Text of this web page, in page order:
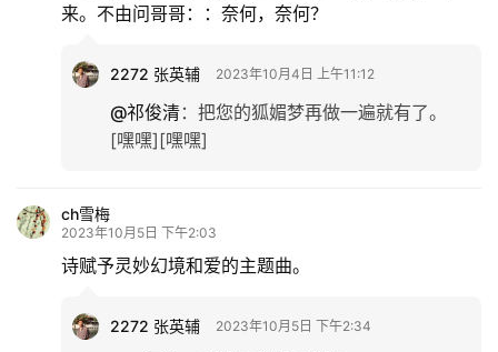
来。不由问哥哥：：奈何，奈何？
2272 张英辅 2023年10月4日 上午11:12
@祁俊清： 把您的狐媚梦再做一遍就有了。
[嘿嘿][嘿嘿]
ch雪梅
2023年10月5日 下午2:03
诗赋予灵妙幻境和爱的主题曲。
2272 张英辅 2023年10月5日 下午2:34